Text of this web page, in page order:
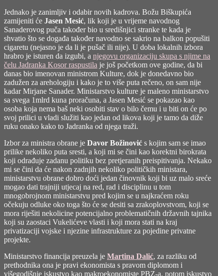
Jednako je zanimljiv i odabir novih kadrova. Božu Biškupića
zamijeniti će Jasen Mesić, lik koji je u vrijeme navodnog
Sanaderovog puča također bio u središnjici stranke te kada je
shvatio što se događa također navodno se sakrio na balkon popušiti
cigaretu (nejasno je da li je pušač ili nije). U doba lokalnih izbora
hrabro je isturen da izgubi, a njegovu organizaciju skupa s njime na
čelu Jadranka Kosor raspustila je još početkom ove godine, da bi
danas bio imenovan ministrom Kulture, dok je donedavno bio
zadužen za arehologiju i kako je to više puta rečeno, on sam nije
kadar Mirjane Sanader. Ministarstvo kulture je maleno ministarstvo
sa svega 1mlrd kuna proračuna, a Jasen Mesić se pokazao kao
osoba koja nema baš neki osobiti stav o bilo čemu i u biti on će po
svoj prilici u vladi služiti kao jedan od likova koji je tamo da diže
ruku onako kako to Jadranka od njega traži.
Izbor za ministra obrane je Davor Božinović s kojim sam se imao
prilike nekoliko puta sresti, a koji mi se čini kao korektni birokrata
koji odrađuje zadanu politiku bez pretjeranih preispitivanja. Nekako
mi se čini da će nakon zadnjih nekoliko političkih ministara,
ministarstvu obrane dobro doći jedan činovnik koji bi uz malo sreće
mogao dati trajniji utjecaj na red, rad i disciplinu u tom
mnogobrojnom ministarstvu pred kojim se u najkraćem roku
očekuju odluke oko toga što će se desiti sa zrakoplovstvom, koji se
mora riješiti nekolicine potencijalno problematičnih državnih tajnika
koji su zaostaci Vukelićeve vlasti i koji mora stati na kraj
privatizaciji vojske i njezine infrastrukture za pojedine privatne
projekte.
Ministarstvo financija preuzela je Martina Dalić, za razliku od
prethodnika ona je pravi ekonomista s pravom diplomom i
višegodišnje iskustvo kao makroekonomiste PBZ-a, potom iskustvo